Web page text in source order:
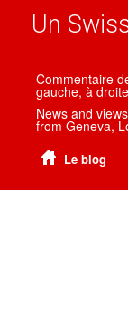
Un
Commentaire
gauche, à
News and
from Geneva,
Le blog